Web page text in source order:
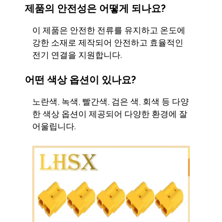
제품의 안전성은 어떻게 되나요?
이 제품은 안전한 전류를 유지하고 온도에
강한 소재로 제작되어 안전하고 효율적인
전기 연결을 지원합니다.
어떤 색상 옵션이 있나요?
노란색, 녹색, 빨간색, 검은 색, 회색 등 다양
한 색상 옵션이 제공되어 다양한 환경에 잘
어울립니다.